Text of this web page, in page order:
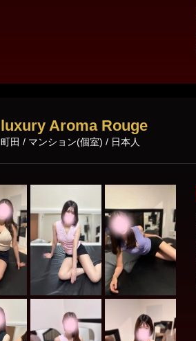
luxury Aroma Rouge
町田 / マンション(個室) / 日本人